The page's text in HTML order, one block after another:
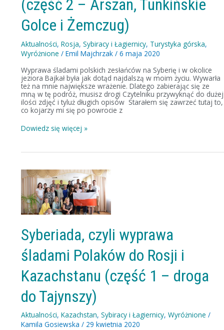
(część 2 – Arszan, Tunkińskie
Golce i Żemczug)
Aktualności,Rosja,Sybiracy i Łagiernicy, Turystyka górska,
Wyróżnione /Emil Majchrzak/6 maja 2020
Wyprawa śladami polskich zesłańców na Syberię i w okolice
jeziora Bajkał była jak dotąd najdalszą w moim życiu. Wywarła
też na mnie największe wrażenie. Dlatego zabierając się ze
mną w tę podróż, musisz drogi Czytelniku przywyknąć do dużej
ilości zdjęć i tyluż długich opisów Starałem się zawrzeć tutaj to,
co kojarzy mi się po powrocie z
Arszan,
Tunkińskie
Golce
i
Dowiedz się więcej »
Syberiada, czyli wyprawa
śladami Polaków do Rosji i
Kazachstanu (część 1 – droga
do Tajynszy)
Aktualności,Kazachstan,Sybiracy i Łagiernicy,Wyróżnione /
Kamila Gosiewska/ 29 kwietnia 2020
Syberiada,
czyli
wyprawa
śladami
Polaków
do
i
Kazachstanu
(część
1
–
droga
do